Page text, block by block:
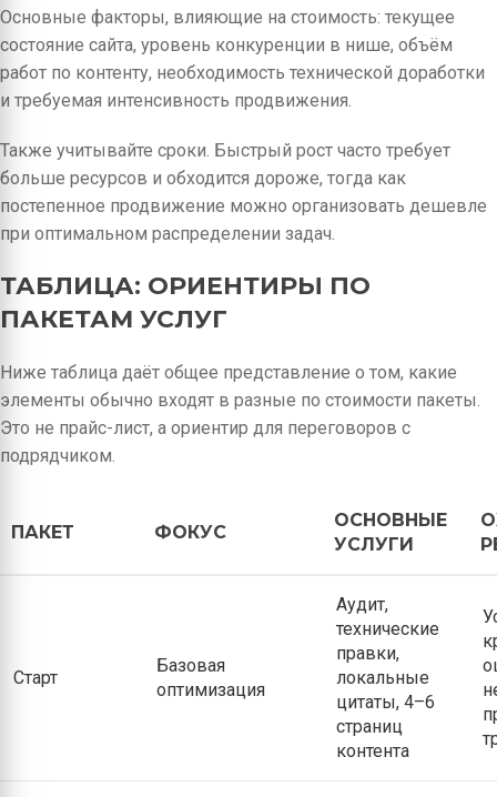
Основные факторы, влияющие на стоимость: текущее
состояние сайта, уровень конкуренции в нише, объём
работ по контенту, необходимость технической доработки
и требуемая интенсивность продвижения.
Также учитывайте сроки. Быстрый рост часто требует
больше ресурсов и обходится дороже, тогда как
постепенное продвижение можно организовать дешевле
при оптимальном распределении задач.
ТАБЛИЦА: ОРИЕНТИРЫ ПО
ПАКЕТАМ УСЛУГ
Ниже таблица даёт общее представление о том, какие
элементы обычно входят в разные по стоимости пакеты.
Это не прайс-лист, а ориентир для переговоров с
подрядчиком.
ПАКЕТ ФОКУС
ОСНОВНЫЕ
УСЛУГИ
Старт
Базовая
оптимизация
Аудит,
технические
правки,
локальные
цитаты, 4–6
страниц
контента